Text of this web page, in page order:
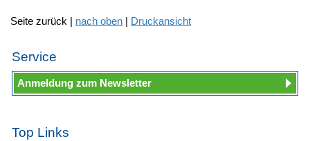
Seite zurück | nach oben | Druckansicht
Service
Anmeldung zum Newsletter
Top Links